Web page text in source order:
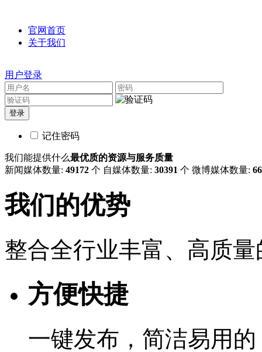
官网首页
关于我们
用户登录
记住密码
我们能提供什么最优质的资源与服务质量
新闻媒体数量: 49172 个 自媒体数量: 30391 个 微博媒体数量:
我们的优势
整合全行业丰富、高质
方便快捷
一键发布，简洁易用的